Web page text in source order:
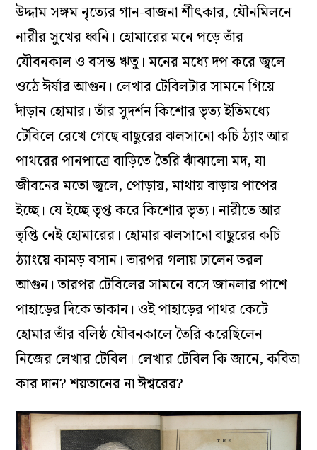
উদ্দাম সঙ্গম নৃত্যের গান-বাজনা শীৎকার, যৌনমিলনে
নারীর সুখের ধ্বনি। হোমারের মনে পড়ে তাঁর
যৌবনকাল ও বসন্ত ঋতু। মনের মধ্যে দপ করে জ্বলে
ওঠে ঈর্ষার আগুন। লেখার টেবিলটার সামনে গিয়ে
দাঁড়ান হোমার। তাঁর সুদর্শন কিশোর ভৃত্য ইতিমধ্যে
টেবিলে রেখে গেছে বাছুরের ঝলসানো কচি ঠ্যাং আর
পাথরের পানপাত্রে বাড়িতে তৈরি ঝাঁঝালো মদ, যা
জীবনের মতো জ্বলে, পোড়ায়, মাথায় বাড়ায় পাপের
ইচ্ছে। যে ইচ্ছে তৃপ্ত করে কিশোর ভৃত্য। নারীতে আর
তৃপ্তি নেই হোমারের। হোমার ঝলসানো বাছুরের কচি
ঠ্যাংয়ে কামড় বসান। তারপর গলায় ঢালেন তরল
আগুন। তারপর টেবিলের সামনে বসে জানলার পাশে
পাহাড়ের দিকে তাকান। ওই পাহাড়ের পাথর কেটে
হোমার তাঁর বলিষ্ঠ যৌবনকালে তৈরি করেছিলেন
নিজের লেখার টেবিল। লেখার টেবিল কি জানে, কবিতা
কার দান? শয়তানের না ঈশ্বরের?